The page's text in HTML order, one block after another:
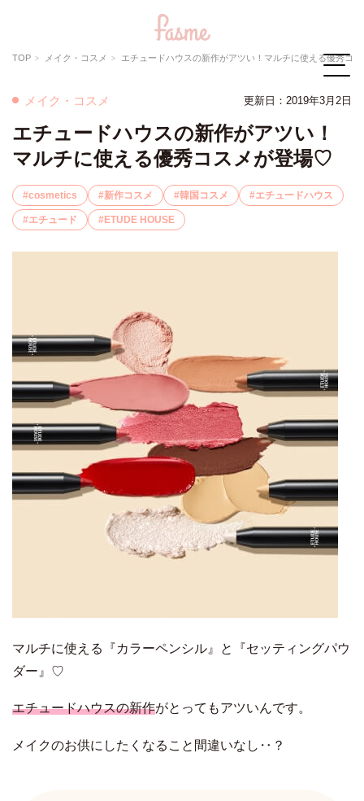
TOP メイク・コスメ エチュードハウスの新作がアツい！マルチに使える優秀コスメが登場♡
メイク・コスメ 更新日：2019年3月2日
エチュードハウスの新作がアツい！
マルチに使える優秀コスメが登場♡
cosmetics 新作コスメ 韓国コスメ エチュードハウス
エチュード ETUDE HOUSE
マルチに使える『カラーペンシル』と『セッティングパウ
ダー』♡
エチュードハウスの新作がとってもアツいんです。
メイクのお供にしたくなること間違いなし‥？